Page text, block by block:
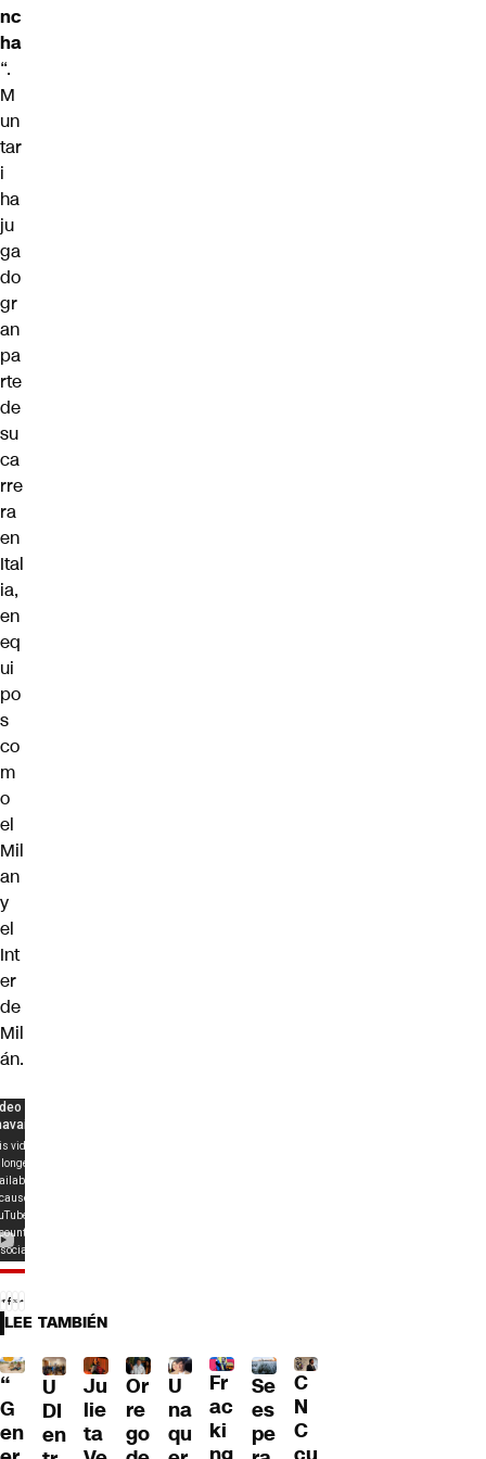
nc
ha
“.
M
un
tar
i
ha
ju
ga
do
gr
an
pa
rte
de
su
ca
rre
ra
en
Ital
ia,
en
eq
ui
po
s
co
m
o
el
Mil
an
y
el
Int
er
de
Mil
án.
LEE TAMBIÉN
“
G
en
U
DI
en
Ju
lie
ta
Or
re
go
U
na
qu
Fr
ac
ki
Se
es
pe
C
N
C